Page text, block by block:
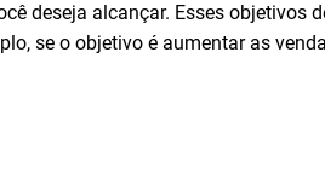
deseja alcançar. Esses objetivos
se o objetivo é aumentar as